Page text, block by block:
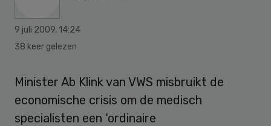
9 juli 2009, 14:24
38 keer gelezen
Minister Ab Klink van VWS misbruikt de
economische crisis om de medisch
specialisten een ‘ordinaire